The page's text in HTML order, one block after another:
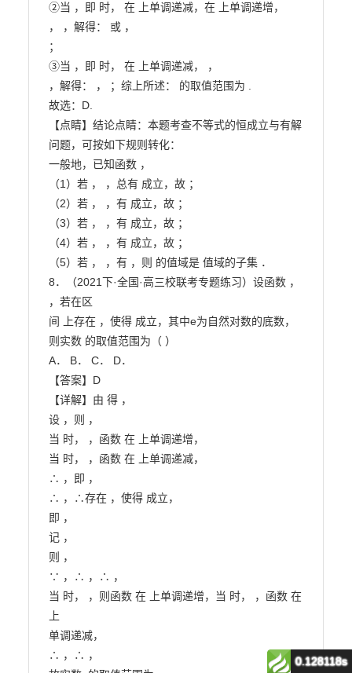
②当 ，即 时， 在 上单调递减，在 上单调递增，
， ，解得： 或 ，
；
③当 ，即 时， 在 上单调递减， ，
，解得： ， ；综上所述： 的取值范围为 .
故选：D.
【点睛】结论点睛：本题考查不等式的恒成立与有解
问题，可按如下规则转化：
一般地，已知函数 ，
（1）若 ， ，总有 成立，故 ；
（2）若 ， ，有 成立，故 ；
（3）若 ， ，有 成立，故 ；
（4）若 ， ，有 成立，故 ；
（5）若 ， ，有 ，则 的值域是 值域的子集 ．
8．（2021下·全国·高三校联考专题练习）设函数 ，
，若在区
间 上存在 ，使得 成立，其中e为自然对数的底数，
则实数 的取值范围为（ ）
A． B． C． D．
【答案】D
【详解】由 得 ，
设 ，则 ，
当 时， ，函数 在 上单调递增，
当 时， ，函数 在 上单调递减，
∴ ，即 ，
∴ ，∴存在 ，使得 成立，
即 ，
记 ，
则 ，
∵ ，∴ ，∴ ，
当 时， ，则函数 在 上单调递增，当 时， ，函数 在
上
单调递减，
∴ ，∴ ，
0.128118s